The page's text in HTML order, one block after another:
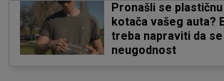
Pronašli se
kotača vašeg auta?
treba napraviti da
neugodnost